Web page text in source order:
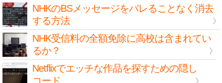
NHKのBSメッセージをバレることなく消去
する方法
NHK受信料の全額免除に高校は含まれてい
るか？
Netflixでエッチな作品を探すための隠し
コード